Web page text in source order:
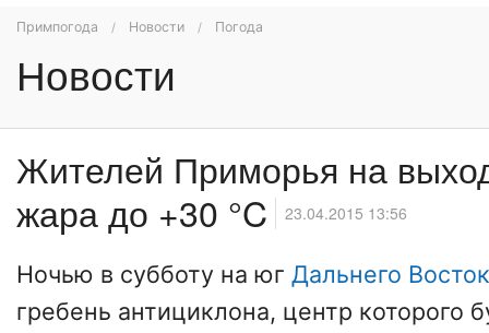
Примпогода Новости Погода
Новости
Жителей Приморья на
жара до +30 °C
23.04.2015 13:56
Ночью в субботу на юг Дальнего
гребень антициклона, центр которого